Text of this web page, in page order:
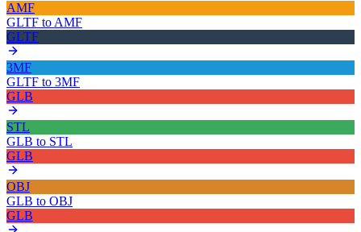
AMF
GLTF to AMF
GLTF
3MF
GLTF to 3MF
GLB
STL
GLB to STL
GLB
OBJ
GLB to OBJ
GLB